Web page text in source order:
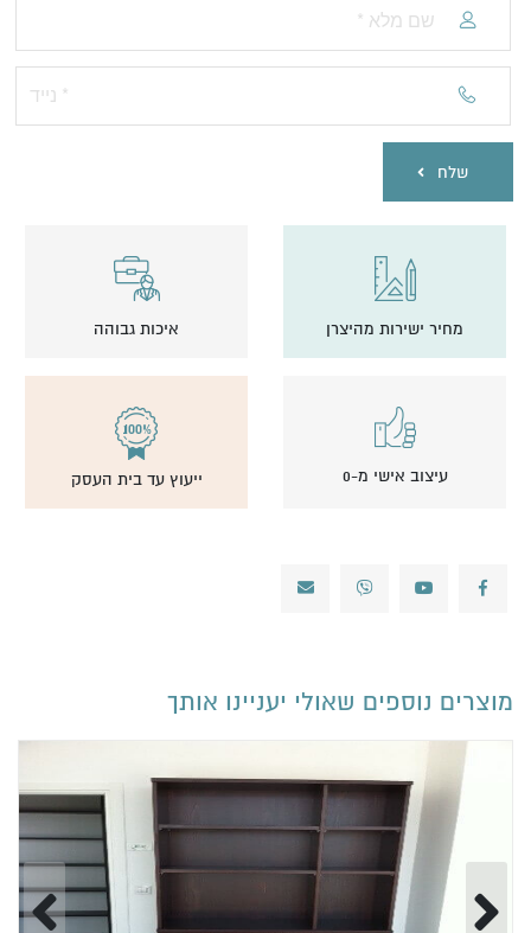
שלח
מחיר ישירות מהיצרן איכות גבוהה
ייעוץ עד בית העסק עיצוב אישי מ-0
מוצרים נוספים שאולי יעניינו אותך